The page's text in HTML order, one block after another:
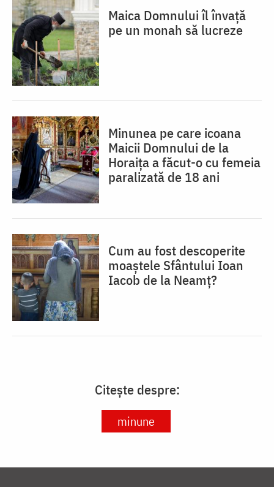
Maica Domnului îl învață
pe un monah să lucreze
Minunea pe care icoana
Maicii Domnului de la
Horaița a făcut-o cu femeia
paralizată de 18 ani
Cum au fost descoperite
moaștele Sfântului Ioan
Iacob de la Neamț?
Citește despre:
minune